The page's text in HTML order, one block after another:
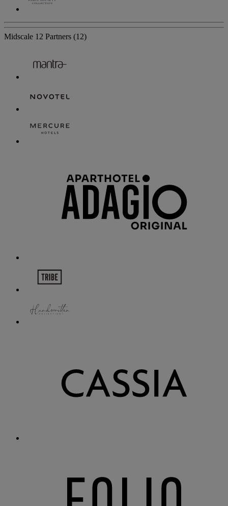
Midscale 12 Partners (12)